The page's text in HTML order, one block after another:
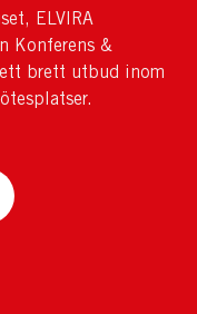
ELVIRA
Konferens &
ett brett utbud inom